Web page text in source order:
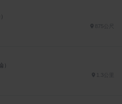
875公尺
）